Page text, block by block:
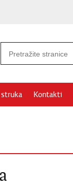
struka Kontakti